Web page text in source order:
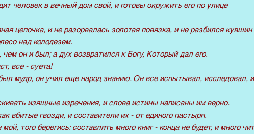
человек в вечный дом свой, и готовы окружить его по улице
цепочка, и не разорвалась золотая повязка, и не разбился кувшин
над колодезем.
он и был; а дух возвратился к Богу, Который дал его.
все - суета!
мудр, он учил еще народ знанию. Он все испытывал, исследовал, и
изящные изречения, и слова истины написаны им верно.
вбитые гвозди, и составители их - от единого пастыря.
того берегись: составлять много книг - конца не будет, и много